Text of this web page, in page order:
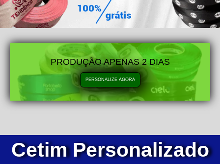
PRODUÇÃO APENAS 2 DIAS
PERSONALIZE AGORA
Cetim Personalizado